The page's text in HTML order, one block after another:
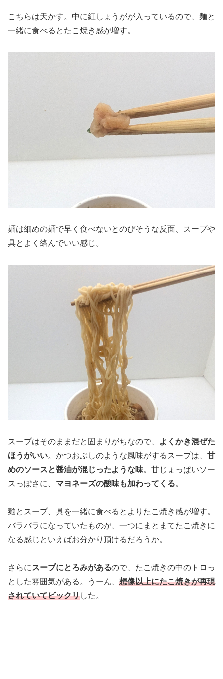
こちらは天かす。中に紅しょうがが入っているので、麺と
一緒に食べるとたこ焼き感が増す。
麺は細めの麺で早く食べないとのびそうな反面、スープや
具とよく絡んでいい感じ。
スープはそのままだと固まりがちなので、
よくかき混ぜた
ほうがいい。かつおぶしのような風味がするスープは、 甘
めのソースと醤油が混じったような味。甘じょっぱいソー
スっぽさに、 マヨネーズの酸味も加わってくる。
麺とスープ、具を一緒に食べるとよりたこ焼き感が増す。
バラバラになっていたものが、一つにまとまてたこ焼きに
なる感じといえばお分かり頂けるだろうか。
さらに スープにとろみがあるので、たこ焼きの中のトロっ
とした雰囲気がある。うーん、 想像以上にたこ焼きが再現
されていてビックリした。